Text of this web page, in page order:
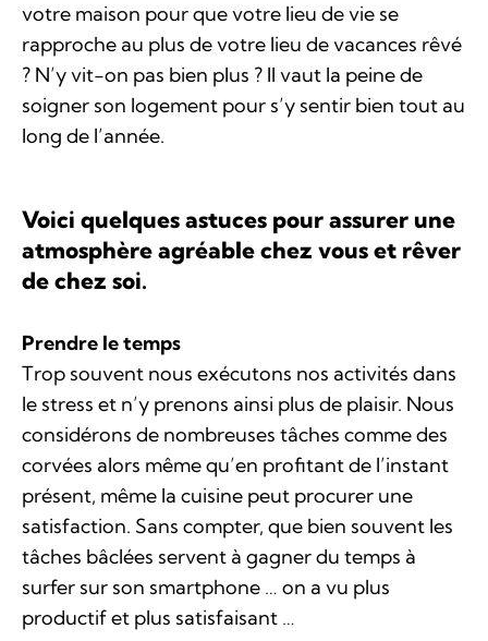
votre maison pour que votre lieu de vie se
rapproche au plus de votre lieu de vacances rêvé
? N’y vit-on pas bien plus ? Il vaut la peine de
soigner son logement pour s’y sentir bien tout au
long de l’année.
Voici quelques astuces pour assurer une
atmosphère agréable chez vous et rêver
de chez soi.
Prendre le temps
Trop souvent nous exécutons nos activités dans
le stress et n’y prenons ainsi plus de plaisir. Nous
considérons de nombreuses tâches comme des
corvées alors même qu’en profitant de l’instant
présent, même la cuisine peut procurer une
satisfaction. Sans compter, que bien souvent les
tâches bâclées servent à gagner du temps à
surfer sur son smartphone … on a vu plus
productif et plus satisfaisant …